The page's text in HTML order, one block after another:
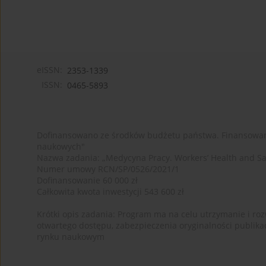
2353-1339
0465-5893